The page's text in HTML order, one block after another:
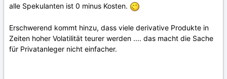
alle Spekulanten ist 0 minus Kosten.
Erschwerend kommt hinzu, dass viele derivative Produkte in
Zeiten hoher Volatilität teurer werden .... das macht die Sache
für Privatanleger nicht einfacher.